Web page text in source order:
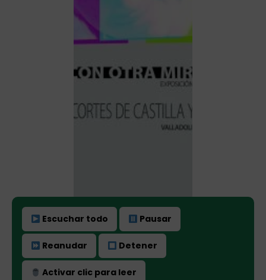
Escuchar todo Pausar
Reanudar Detener
Activar clic para leer